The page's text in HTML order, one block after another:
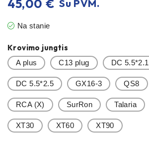
45,00 € Su PVM.
Na stanie
Krovimo jungtis
A plus C13 plug DC 5.5*2.1
DC 5.5*2.5 GX16-3 QS8
RCA (X) SurRon Talaria
XT30 XT60 XT90